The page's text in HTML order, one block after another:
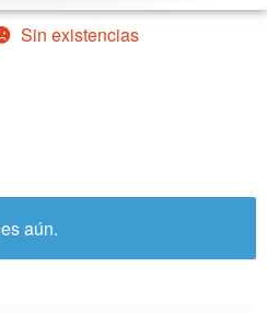
Sin existencias
aún.